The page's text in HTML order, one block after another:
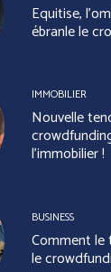
Equitise,
ébranle le
IMMOBILIER
Nouvelle
l’immobilier !
BUSINESS
Comment
le